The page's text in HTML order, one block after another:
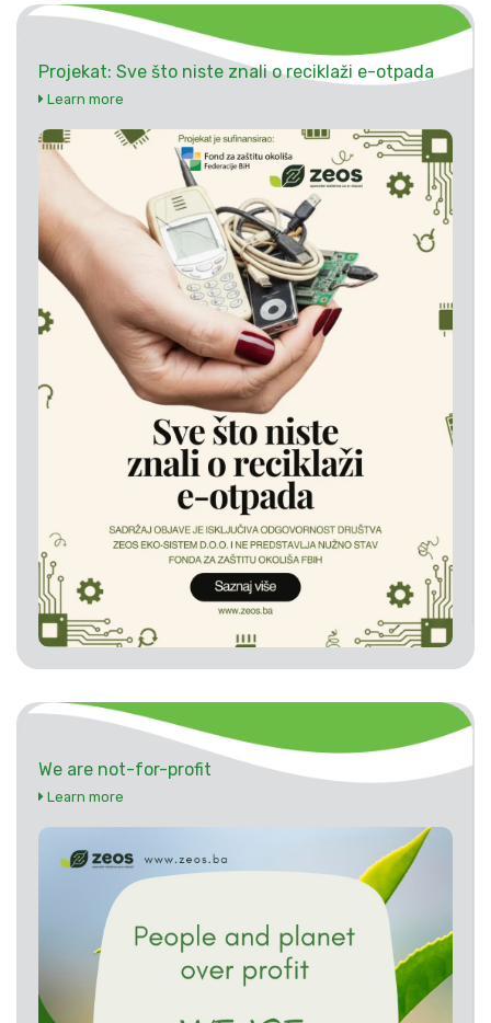
Projekat: Sve što niste znali o reciklaži e-otpada
Learn more
We are not-for-profit
Learn more